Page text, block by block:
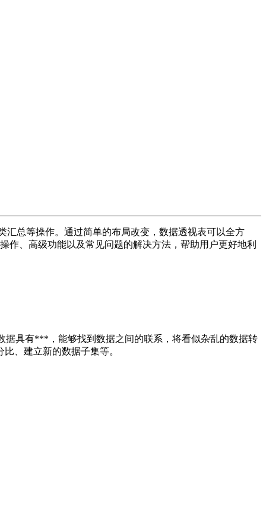
汇总等操作。通过简单的布局改变，数据透视表可以全方
作、高级功能以及常见问题的解决方法，帮助用户更好地利
据具有***，能够找到数据之间的联系，将看似杂乱的数据转
、建立新的数据子集等。